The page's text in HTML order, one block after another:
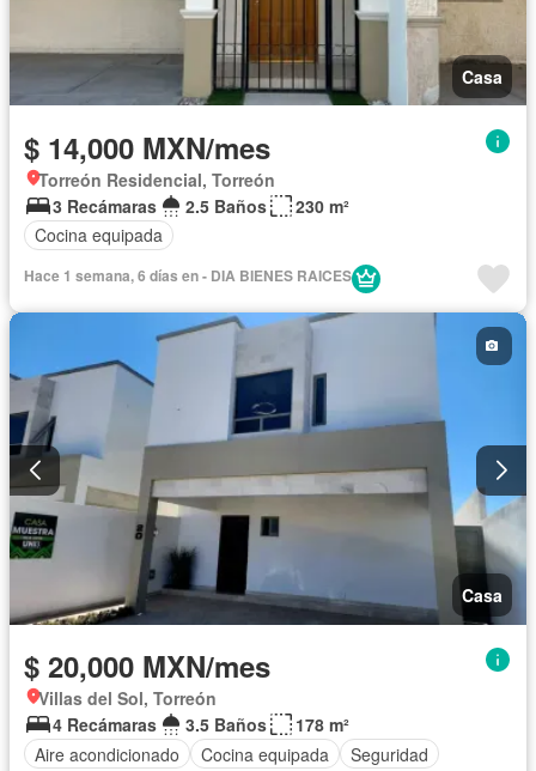
Casa
$ 14,000 MXN/mes
Torreón Residencial, Torreón
3 Recámaras
2.5 Baños
230 m²
Cocina equipada
Hace 1 semana, 6 días en - DIA BIENES RAICES
Casa
$ 20,000 MXN/mes
Villas del Sol, Torreón
4 Recámaras
3.5 Baños
178 m²
Aire acondicionado
Cocina equipada Seguridad